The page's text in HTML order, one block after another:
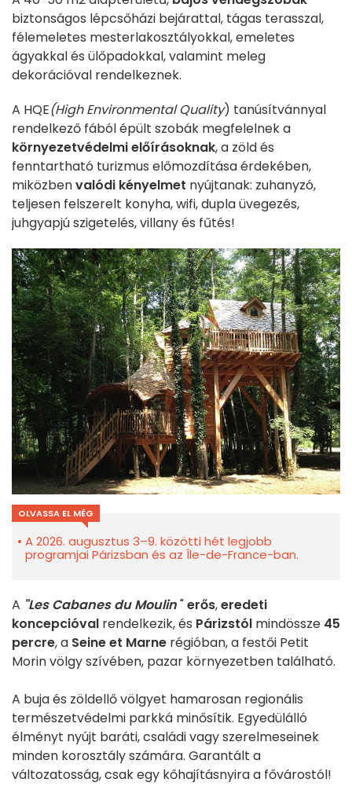
biztonságos lépcsőházi bejárattal, tágas terasszal,
félemeletes mesterlakosztályokkal, emeletes
ágyakkal és ülőpadokkal, valamint meleg
dekorációval rendelkeznek.
A HQE(High Environmental Quality) tanúsítvánnyal
rendelkező fából épült szobák megfelelnek a
környezetvédelmi előírásoknak, a zöld és
fenntartható turizmus előmozdítása érdekében,
miközbenvalódi kényelmet nyújtanak: zuhanyzó,
teljesen felszerelt konyha, wifi, dupla üvegezés,
juhgyapjú szigetelés, villany és fűtés!
OLVASSA EL MÉG
A 2026. augusztus 3–9. közötti hét legjobb
programjai Párizsban és az Île-de-France-ban.
A "Les Cabanes du Moulin"erős,eredeti
koncepcióval rendelkezik, és Párizstól mindössze 45
percre, a Seine et Marne régióban, a festői Petit
Morin völgy szívében, pazar környezetben található.
A buja és zöldellő völgyet hamarosan regionális
természetvédelmi parkká minősítik. Egyedülálló
élményt nyújt baráti, családi vagy szerelmeseinek
minden korosztály számára. Garantált a
változatosság, csak egy kőhajításnyira a fővárostól!